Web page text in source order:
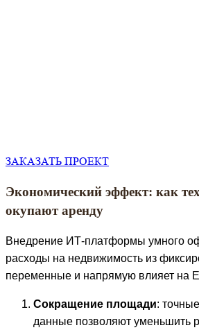
ЗАКАЗАТЬ ПРОЕКТ
Экономический эффект: как
окупают аренду
Внедрение ИТ-платформы умного
расходы на недвижимость из
переменные и напрямую влияет на
Сокращение площади:
данные позволяют уменьшить